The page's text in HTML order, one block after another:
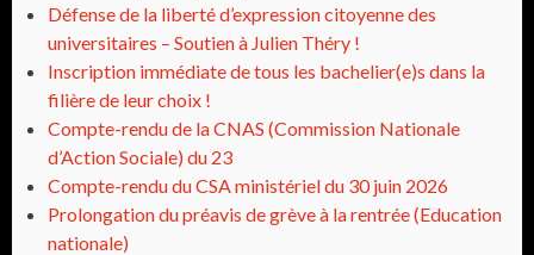
Défense de la liberté d’expression citoyenne des
universitaires – Soutien à Julien Théry !
Inscription immédiate de tous les bachelier(e)s dans la
filière de leur choix !
Compte-rendu de la CNAS (Commission Nationale
d’Action Sociale) du 23
Compte-rendu du CSA ministériel du 30 juin 2026
Prolongation du préavis de grève à la rentrée (Education
nationale)